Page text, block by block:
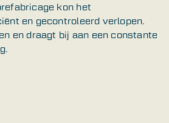
kon het
en gecontroleerd verlopen.
en draagt bij aan een constante